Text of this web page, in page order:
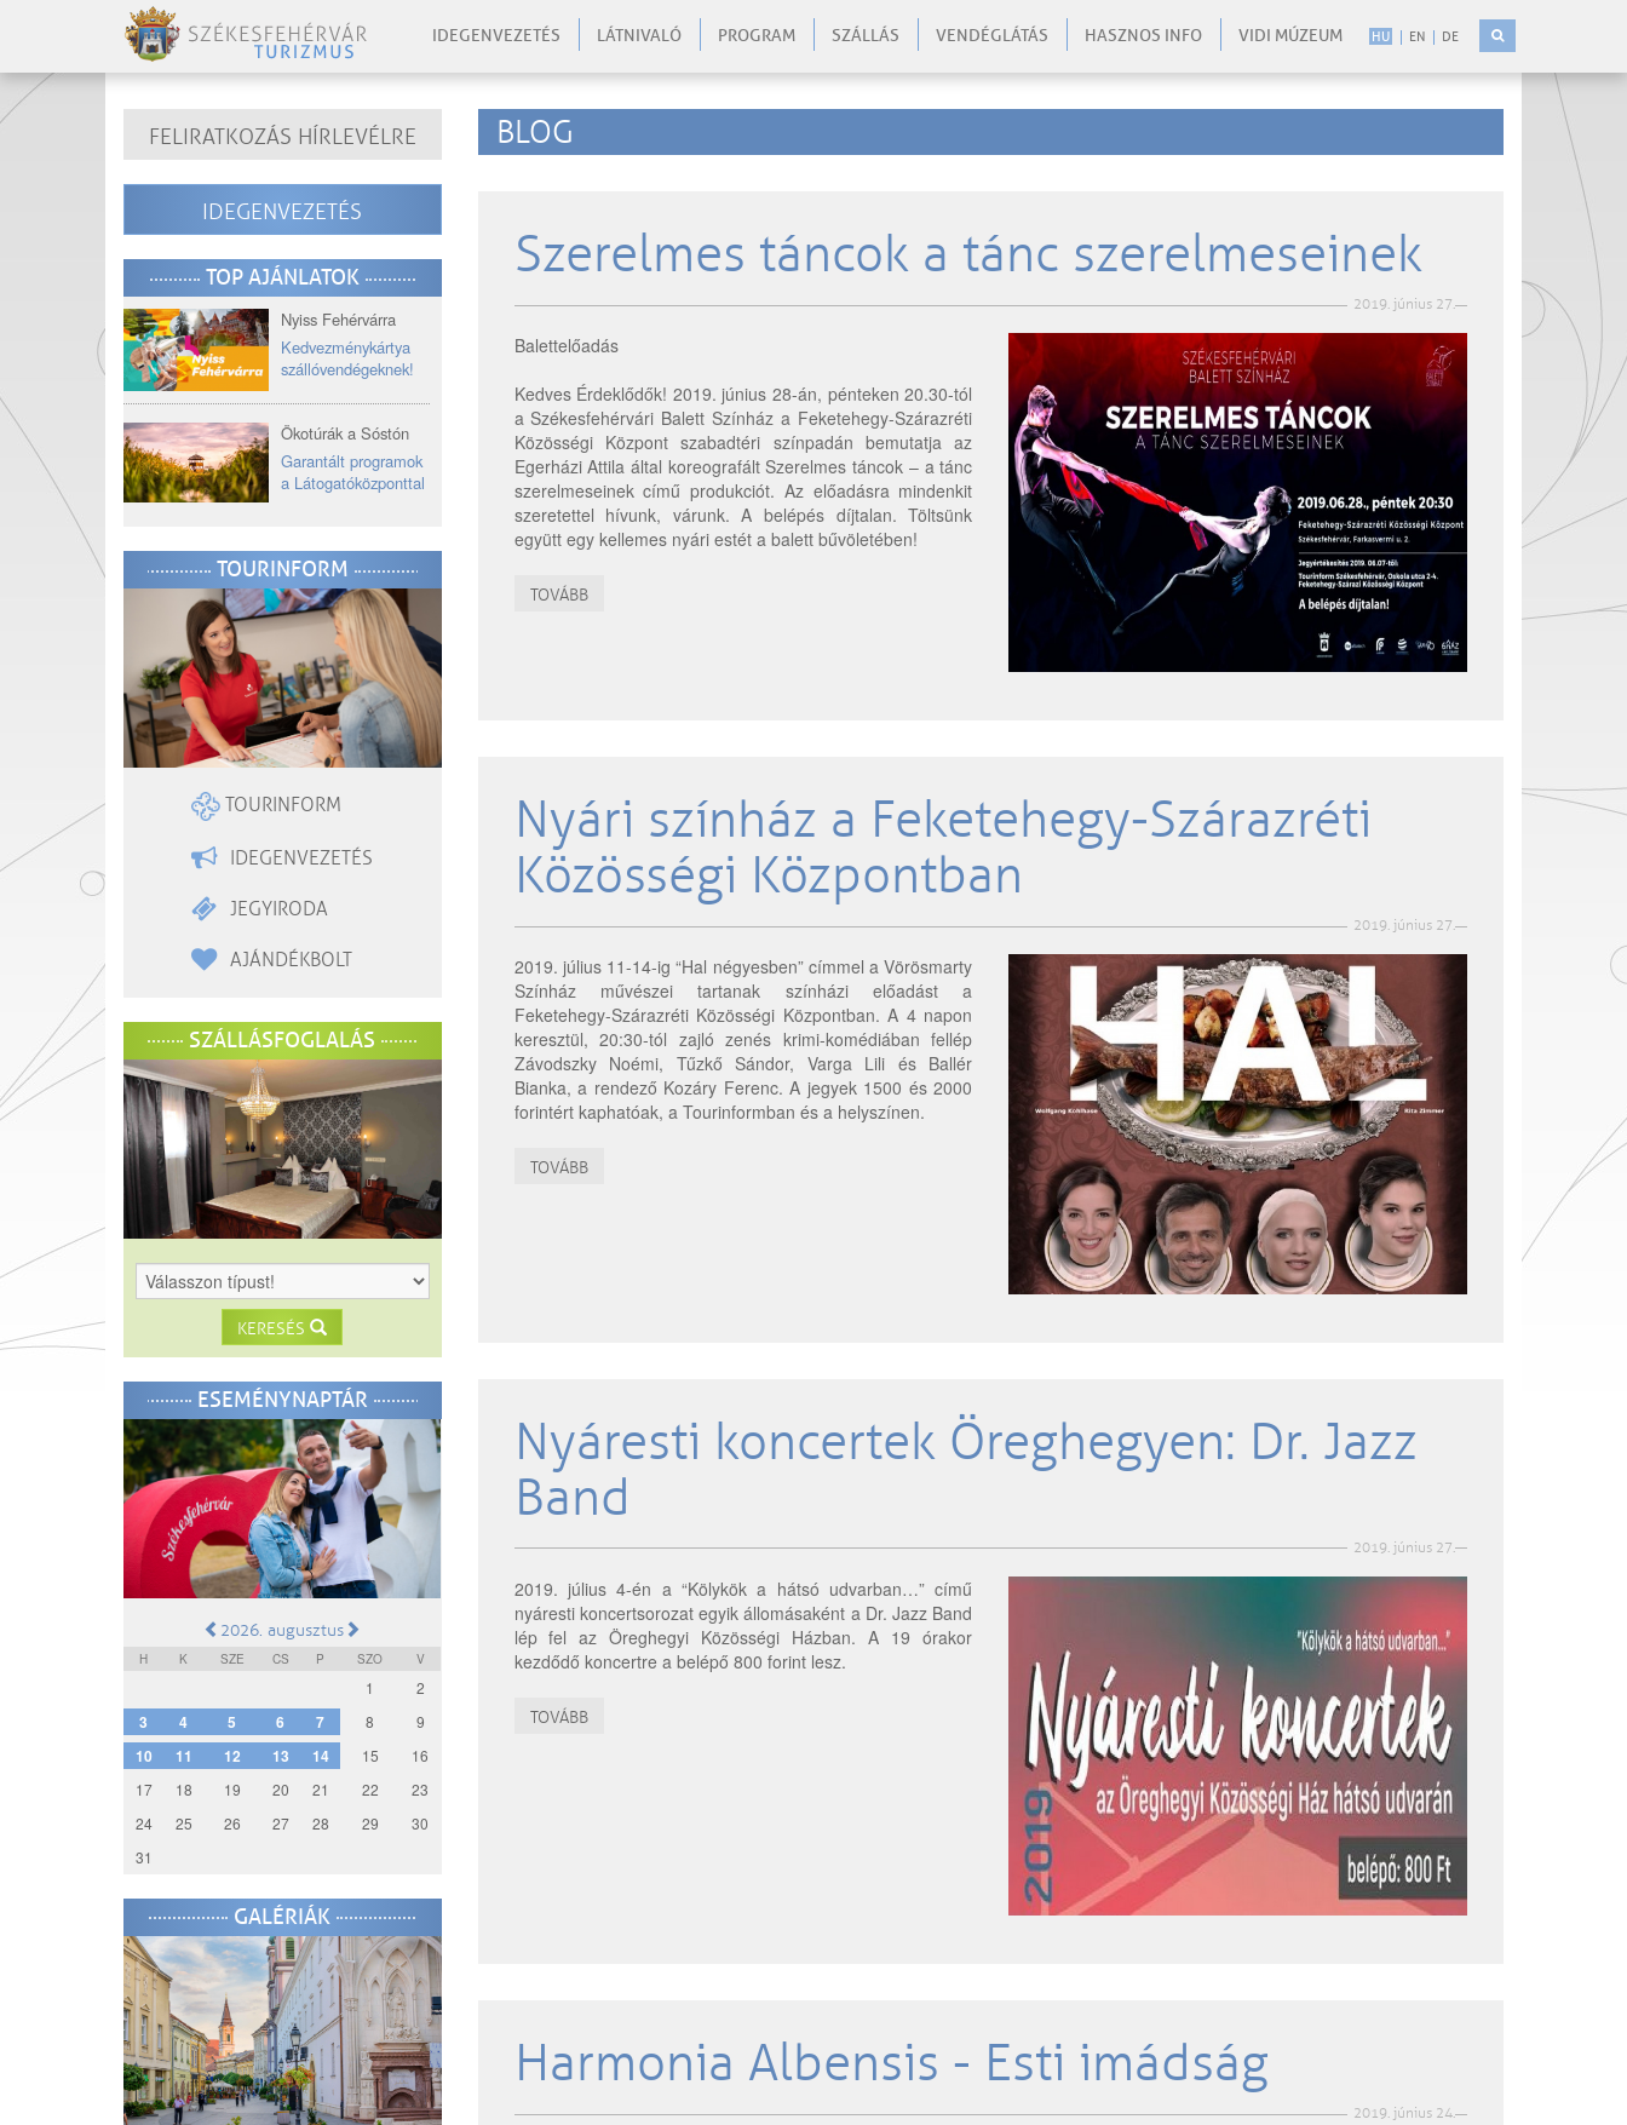
HU EN DE
IDEGENVEZETÉS LÁTNIVALÓ PROGRAM SZÁLLÁS VENDÉGLÁTÁS HASZNOS INFO VIDI MÚZEUM
BLOG
Szerelmes táncok a tánc szerelmeseinek
2019. június 27.
Balettelőadás
Kedves Érdeklődők! 2019. június 28-án, pénteken 20.30-tól
a Székesfehérvári Balett Színház a Feketehegy-Szárazréti
Közösségi Központ szabadtéri színpadán bemutatja az
Egerházi Attila által koreografált Szerelmes táncok – a tánc
szerelmeseinek című produkciót. Az előadásra mindenkit
szeretettel hívunk, várunk. A belépés díjtalan. Töltsünk
együtt egy kellemes nyári estét a balett bűvöletében!
TOVÁBB
Nyári színház a Feketehegy-Szárazréti
Közösségi Központban
2019. június 27.
2019. július 11-14-ig “Hal négyesben” címmel a Vörösmarty
Színház művészei tartanak színházi előadást a
Feketehegy-Szárazréti Közösségi Központban. A 4 napon
keresztül, 20:30-tól zajló zenés krimi-komédiában fellép
Závodszky Noémi, Tűzkő Sándor, Varga Lili és Ballér
Bianka, a rendező Kozáry Ferenc. A jegyek 1500 és 2000
forintért kaphatóak, a Tourinformban és a helyszínen.
TOVÁBB
Nyáresti koncertek Öreghegyen: Dr. Jazz
Band
2019. június 27.
2019. július 4-én a “Kölykök a hátsó udvarban…” című
nyáresti koncertsorozat egyik állomásaként a Dr. Jazz Band
lép fel az Öreghegyi Közösségi Házban. A 19 órakor
kezdődő koncertre a belépő 800 forint lesz.
TOVÁBB
Harmonia Albensis - Esti imádság
2019. június 24.
FELIRATKOZÁS HÍRLEVÉLRE
IDEGENVEZETÉS
TOP AJÁNLATOK
Nyiss Fehérvárra
Kedvezménykártya
szállóvendégeknek!
Ökotúrák a Sóstón
Garantált programok
a Látogatóközponttal
TOURINFORM
TOURINFORM
IDEGENVEZETÉS
JEGYIRODA
AJÁNDÉKBOLT
SZÁLLÁSFOGLALÁS
KERESÉS
ESEMÉNYNAPTÁR
2026. augusztus
H K SZE CS P SZO V
1 2
3 4 5 6 7 8 9
10 11 12 13 14 15
16
17
18 19 20 21 22
23
24
25 26 27 28 29
30
31
GALÉRIÁK